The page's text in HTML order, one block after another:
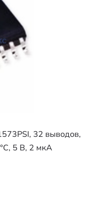
32 выводов,
5 В, 2 мкА